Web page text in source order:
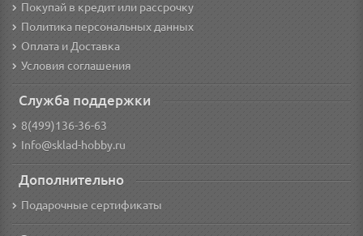
Покупай в кредит или рассрочку
Политика персональных данных
Оплата и Доставка
Условия соглашения
Служба поддержки
8(499)136-36-63
Info@sklad-hobby.ru
Дополнительно
Подарочные сертификаты